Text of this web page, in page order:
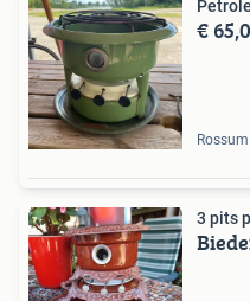
€
Rossum
3 pits